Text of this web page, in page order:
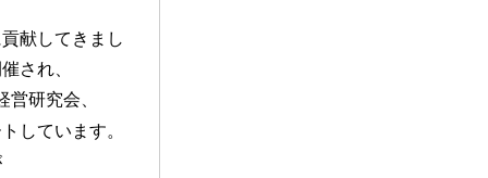
献してきまし
され、
研究会、
しています。